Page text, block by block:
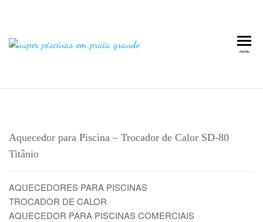
em
Grande
Grande
menu
Aquecedor para Piscina – Trocador de Calor SD-80
Titânio
AQUECEDORES PARA PISCINAS
TROCADOR DE CALOR
AQUECEDOR PARA PISCINAS COMERCIAIS